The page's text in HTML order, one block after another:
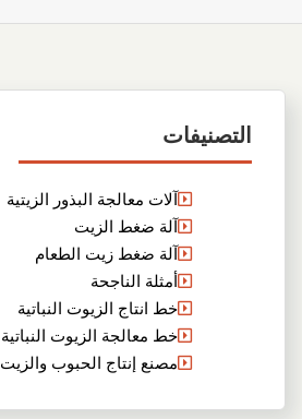
التصنيفات
آلات معالجة البذور الزيتية
آلة ضغط الزيت
آلة ضغط زيت الطعام
أمثلة الناجحة
خط انتاج الزيوت النباتية
خط معالجة الزيوت النباتية
مصنع إنتاج الحبوب والزيت